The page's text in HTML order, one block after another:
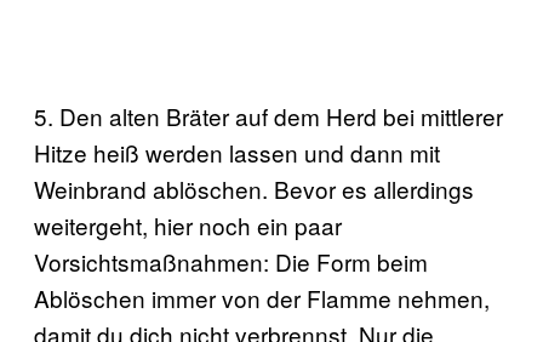
5. Den alten Bräter auf dem Herd bei mittlerer
Hitze heiß werden lassen und dann mit
Weinbrand ablöschen. Bevor es allerdings
weitergeht, hier noch ein paar
Vorsichtsmaßnahmen: Die Form beim
Ablöschen immer von der Flamme nehmen,
damit du dich nicht verbrennst. Nur die